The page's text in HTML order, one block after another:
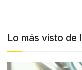
Lo más visto de